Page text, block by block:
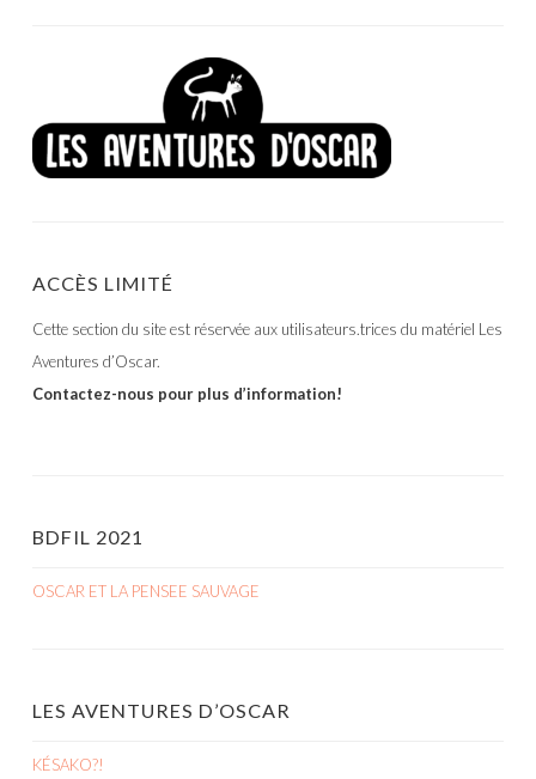
ACCÈS LIMITÉ
Cette section du site est réservée aux utilisateurs.trices du matériel Les
Aventures d’Oscar.
Contactez-nous pour plus d’information!
BDFIL 2021
OSCAR ET LA PENSEE SAUVAGE
LES AVENTURES D’OSCAR
KÉSAKO?!